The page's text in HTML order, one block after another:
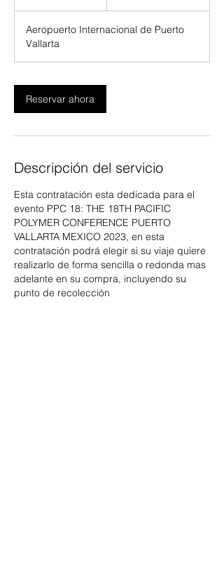
m
i
n
Aeropuerto Internacional de Puerto
Vallarta
Reservar ahora
Descripción del servicio
Esta contratación esta dedicada para el
evento PPC 18: THE 18TH PACIFIC
POLYMER CONFERENCE PUERTO
VALLARTA MEXICO 2023, en esta
contratación podrá elegir si su viaje quiere
realizarlo de forma sencilla o redonda mas
adelante en su compra, incluyendo su
punto de recolección